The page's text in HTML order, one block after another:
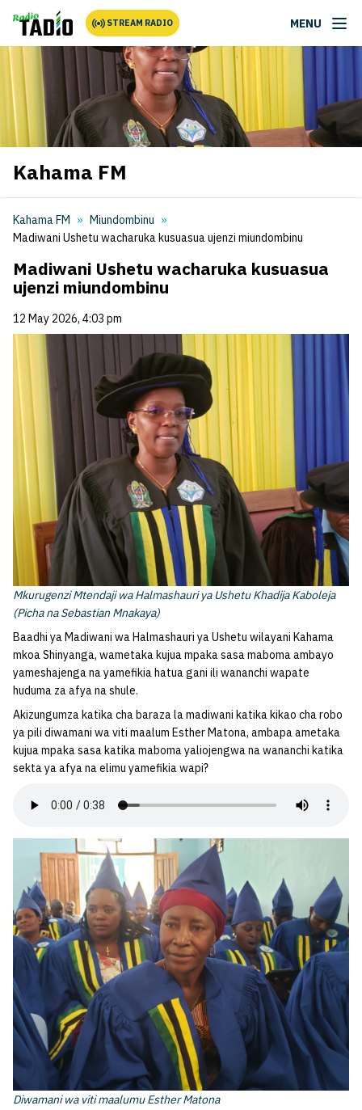
STREAM RADIO MENU
Kahama FM
Kahama FM
Miundombinu
Madiwani Ushetu wacharuka kusuasua ujenzi miundombinu
Madiwani Ushetu wacharuka kusuasua
ujenzi miundombinu
12 May 2026, 4:03 pm
Mkurugenzi Mtendaji wa Halmashauri ya Ushetu Khadija Kaboleja
(Picha na Sebastian Mnakaya)
Baadhi ya Madiwani wa Halmashauri ya Ushetu wilayani Kahama
mkoa Shinyanga, wametaka kujua mpaka sasa maboma ambayo
yameshajenga na yamefikia hatua gani ili wananchi wapate
huduma za afya na shule.
Akizungumza katika cha baraza la madiwani katika kikao cha robo
ya pili diwamani wa viti maalum Esther Matona, ambapa ametaka
kujua mpaka sasa katika maboma yaliojengwa na wananchi katika
sekta ya afya na elimu yamefikia wapi?
Diwamani wa viti maalumu Esther Matona